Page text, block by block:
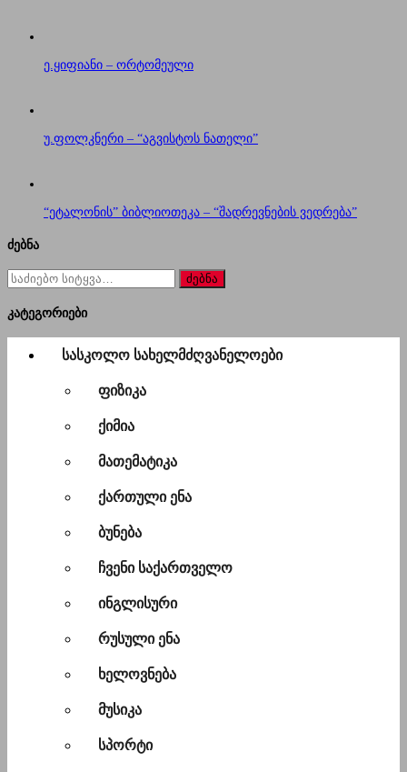
ე.ყიფიანი – ორტომეული
უ.ფოლკნერი – “აგვისტოს ნათელი”
“ეტალონის” ბიბლიოთეკა – “შადრევნების ვედრება”
ძებნა
ძებნა
for:
კატეგორიები
სასკოლო სახელმძღვანელოები
ფიზიკა
ქიმია
მათემატიკა
ქართული ენა
ბუნება
ჩვენი საქართველო
ინგლისური
რუსული ენა
ხელოვნება
მუსიკა
სპორტი